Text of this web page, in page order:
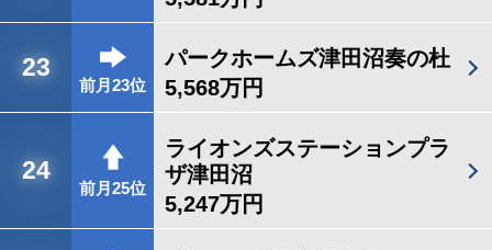
23
前月23位
パークホームズ津田沼奏の杜
5,568万円
24
前月25位
ライオンズステーションプラ
ザ津田沼
5,247万円